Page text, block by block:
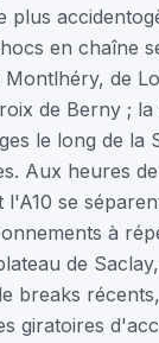
plus
en chaîne
Montlhéry, de
de Berny ;
le long de la
Aux heures
se
à
de
breaks
giratoires